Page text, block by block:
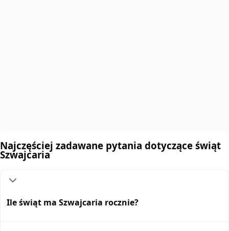
Najczęściej zadawane pytania dotyczące świąt
Szwajcaria
Ile świąt ma Szwajcaria rocznie?